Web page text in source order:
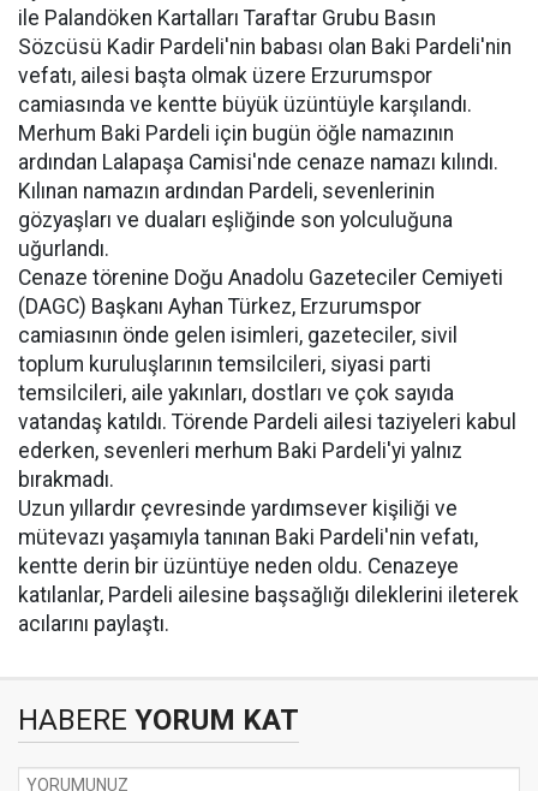
ile Palandöken Kartalları Taraftar Grubu Basın
Sözcüsü Kadir Pardeli'nin babası olan Baki Pardeli'nin
vefatı, ailesi başta olmak üzere Erzurumspor
camiasında ve kentte büyük üzüntüyle karşılandı.
Merhum Baki Pardeli için bugün öğle namazının
ardından Lalapaşa Camisi'nde cenaze namazı kılındı.
Kılınan namazın ardından Pardeli, sevenlerinin
gözyaşları ve duaları eşliğinde son yolculuğuna
uğurlandı.
Cenaze törenine Doğu Anadolu Gazeteciler Cemiyeti
(DAGC) Başkanı Ayhan Türkez, Erzurumspor
camiasının önde gelen isimleri, gazeteciler, sivil
toplum kuruluşlarının temsilcileri, siyasi parti
temsilcileri, aile yakınları, dostları ve çok sayıda
vatandaş katıldı. Törende Pardeli ailesi taziyeleri kabul
ederken, sevenleri merhum Baki Pardeli'yi yalnız
bırakmadı.
Uzun yıllardır çevresinde yardımsever kişiliği ve
mütevazı yaşamıyla tanınan Baki Pardeli'nin vefatı,
kentte derin bir üzüntüye neden oldu. Cenazeye
katılanlar, Pardeli ailesine başsağlığı dileklerini ileterek
acılarını paylaştı.
HABERE YORUM KAT